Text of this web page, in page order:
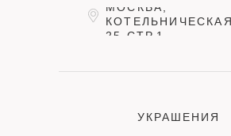
УКРАШЕНИЯ
МОСКВА,
25 СТР.1